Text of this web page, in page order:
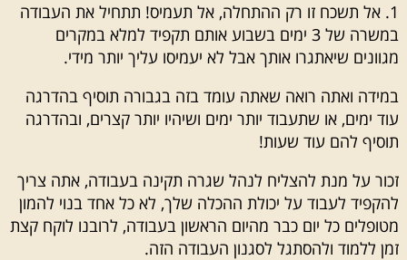
1. אל תשכח זו רק ההתחלה, אל תעמיס! תתחיל את העבודה
במשרה של 3 ימים בשבוע אותם תקפיד למלא במקרים
מגוונים שיאתגרו אותך אבל לא יעמיסו עליך יותר מידי.
במידה ואתה רואה שאתה עומד בזה בגבורה תוסיף בהדרגה
עוד ימים, או שתעבוד יותר ימים ושיהיו יותר קצרים, ובהדרגה
תוסיף להם עוד שעות!
זכור על מנת להצליח לנהל שגרה תקינה בעבודה, אתה צריך
להקפיד לעבוד על יכולת ההכלה שלך, לא כל אחד בנוי להמון
מטופלים כל יום כבר מהיום הראשון בעבודה, לרובנו לוקח קצת
זמן ללמוד ולהסתגל לסגנון העבודה הזה.